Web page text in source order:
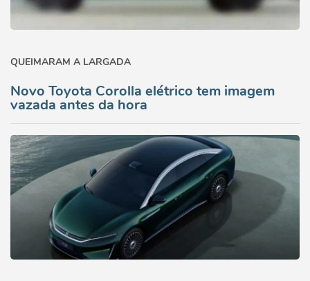
QUEIMARAM A LARGADA
Novo Toyota Corolla elétrico tem imagem
vazada antes da hora